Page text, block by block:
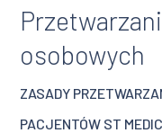
osobowych
ZASADY
PACJENTÓW ST